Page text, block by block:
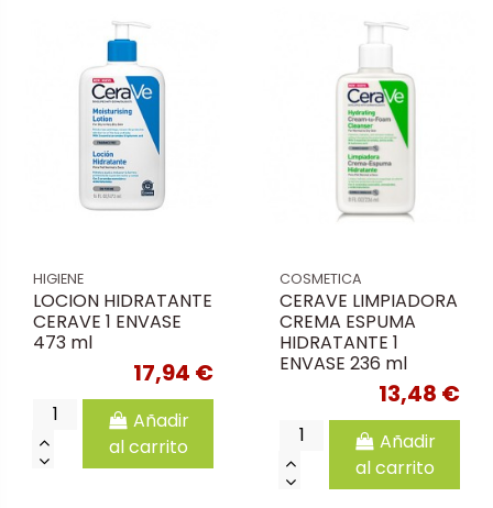
HIGIENE
LOCION HIDRATANTE
CERAVE 1 ENVASE
473 ml
17,94 €
Añadir
al carrito
COSMETICA
CERAVE LIMPIADORA
CREMA ESPUMA
HIDRATANTE 1
ENVASE 236 ml
13,48 €
Añadir
al carrito